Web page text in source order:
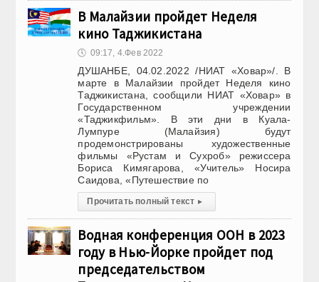
В Малайзии пройдет Неделя
кино Таджикистана
🕔 09:17, 4.Фев 2022
ДУШАНБЕ, 04.02.2022 /НИАТ «Ховар»/. В
марте в Малайзии пройдет Неделя кино
Таджикистана, сообщили НИАТ «Ховар» в
Государственном учреждении
«Таджикфильм». В эти дни в Куала-
Лумпуре (Малайзия) будут
продемонстрированы художественные
фильмы «Рустам и Сухроб» режиссера
Бориса Кимягарова, «Учитель» Носира
Саидова, «Путешествие по
Прочитать полный текст ▸
Водная конференция ООН в 2023
году в Нью-Йорке пройдет под
председательством